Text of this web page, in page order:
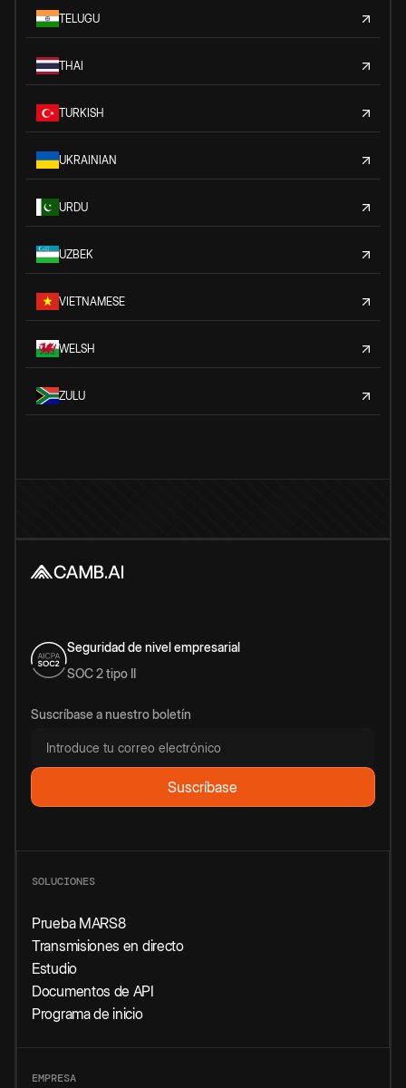
TELUGU
THAI
TURKISH
UKRAINIAN
URDU
UZBEK
VIETNAMESE
WELSH
ZULU
Seguridad de nivel empresarial
SOC 2 tipo II
Suscríbase a nuestro boletín
SOLUCIONES
Prueba MARS8
Transmisiones en directo
Estudio
Documentos de API
Programa de inicio
EMPRESA